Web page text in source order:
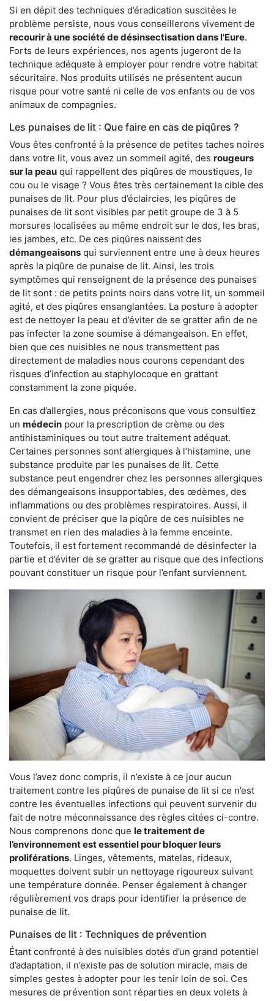
Si en dépit des techniques d’éradication suscitées le
problème persiste, nous vous conseillerons vivement de
recourir à une société de désinsectisation dans l'Eure.
Forts de leurs expériences, nos agents jugeront de la
technique adéquate à employer pour rendre votre habitat
sécuritaire. Nos produits utilisés ne présentent aucun
risque pour votre santé ni celle de vos enfants ou de vos
animaux de compagnies.
Les punaises de lit : Que faire en cas de piqûres ?
Vous êtes confronté à la présence de petites taches noires
dans votre lit, vous avez un sommeil agité, des rougeurs
sur la peau qui rappellent des piqûres de moustiques, le
cou ou le visage ? Vous êtes très certainement la cible des
punaises de lit. Pour plus d’éclaircies, les piqûres de
punaises de lit sont visibles par petit groupe de 3 à 5
morsures localisées au même endroit sur le dos, les bras,
les jambes, etc. De ces piqûres naissent des
démangeaisons qui surviennent entre une à deux heures
après la piqûre de punaise de lit. Ainsi, les trois
symptômes qui renseignent de la présence des punaises
de lit sont : de petits points noirs dans votre lit, un sommeil
agité, et des piqûres ensanglantées. La posture à adopter
est de nettoyer la peau et d’éviter de se gratter afin de ne
pas infecter la zone soumise à démangeaison. En effet,
bien que ces nuisibles ne nous transmettent pas
directement de maladies nous courons cependant des
risques d’infection au staphylocoque en grattant
constamment la zone piquée.
En cas d’allergies, nous préconisons que vous consultiez
un médecin pour la prescription de crème ou des
antihistaminiques ou tout autre traitement adéquat.
Certaines personnes sont allergiques à l’histamine, une
substance produite par les punaises de lit. Cette
substance peut engendrer chez les personnes allergiques
des démangeaisons insupportables, des œdèmes, des
inflammations ou des problèmes respiratoires. Aussi, il
convient de préciser que la piqûre de ces nuisibles ne
transmet en rien des maladies à la femme enceinte.
Toutefois, il est fortement recommandé de désinfecter la
partie et d’éviter de se gratter au risque que des infections
pouvant constituer un risque pour l’enfant surviennent.
Vous l’avez donc compris, il n’existe à ce jour aucun
traitement contre les piqûres de punaise de lit si ce n’est
contre les éventuelles infections qui peuvent survenir du
fait de notre méconnaissance des règles citées ci-contre.
Nous comprenons donc que le traitement de
l’environnement est essentiel pour bloquer leurs
proliférations. Linges, vêtements, matelas, rideaux,
moquettes doivent subir un nettoyage rigoureux suivant
une température donnée. Penser également à changer
régulièrement vos draps pour identifier la présence de
punaise de lit.
Punaises de lit : Techniques de prévention
Étant confronté à des nuisibles dotés d’un grand potentiel
d’adaptation, il n’existe pas de solution miracle, mais de
simples gestes à adopter pour les tenir loin de soi. Ces
mesures de prévention sont réparties en deux volets à